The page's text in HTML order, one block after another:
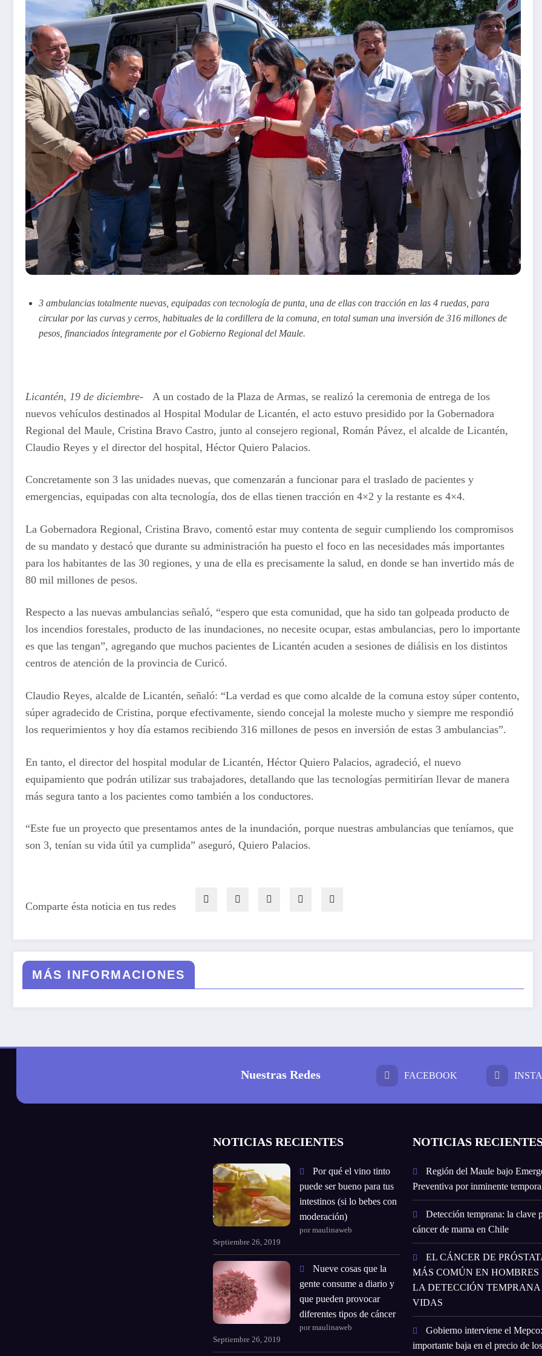
3 ambulancias totalmente nuevas, equipadas con tecnología de punta, una de ellas con tracción en las 4 ruedas, para
circular por las curvas y cerros, habituales de la cordillera de la comuna, en total suman una inversión de 316 millones de
pesos, financiados íntegramente por el Gobierno Regional del Maule.
Licantén, 19 de diciembre-
A un costado de la Plaza de Armas, se realizó la ceremonia de entrega de los
nuevos vehículos destinados al Hospital Modular de Licantén, el acto estuvo presidido por la Gobernadora
Regional del Maule, Cristina Bravo Castro, junto al consejero regional, Román Pávez, el alcalde de Licantén,
Claudio Reyes y el director del hospital, Héctor Quiero Palacios.
Concretamente son 3 las unidades nuevas, que comenzarán a funcionar para el traslado de pacientes y
emergencias, equipadas con alta tecnología, dos de ellas tienen tracción en 4×2 y la restante es 4×4.
La Gobernadora Regional, Cristina Bravo, comentó estar muy contenta de seguir cumpliendo los compromisos
de su mandato y destacó que durante su administración ha puesto el foco en las necesidades más importantes
para los habitantes de las 30 regiones, y una de ella es precisamente la salud, en donde se han invertido más de
80 mil millones de pesos.
Respecto a las nuevas ambulancias señaló, “espero que esta comunidad, que ha sido tan golpeada producto de
los incendios forestales, producto de las inundaciones, no necesite ocupar, estas ambulancias, pero lo importante
es que las tengan”, agregando que muchos pacientes de Licantén acuden a sesiones de diálisis en los distintos
centros de atención de la provincia de Curicó.
Claudio Reyes, alcalde de Licantén, señaló: “La verdad es que como alcalde de la comuna estoy súper contento,
súper agradecido de Cristina, porque efectivamente, siendo concejal la moleste mucho y siempre me respondió
los requerimientos y hoy día estamos recibiendo 316 millones de pesos en inversión de estas 3 ambulancias”.
En tanto, el director del hospital modular de Licantén, Héctor Quiero Palacios, agradeció, el nuevo
equipamiento que podrán utilizar sus trabajadores, detallando que las tecnologías permitirían llevar de manera
más segura tanto a los pacientes como también a los conductores.
“Este fue un proyecto que presentamos antes de la inundación, porque nuestras ambulancias que teníamos, que
son 3, tenían su vida útil ya cumplida” aseguró, Quiero Palacios.
Comparte ésta noticia en tus redes
MÁS INFORMACIONES
Nuestras Redes FACEBOOK
NOTICIAS RECIENTES
Por qué el vino tinto
puede ser bueno para tus
intestinos (si lo bebes con
moderación)
por maulinaweb
Septiembre 26, 2019
Nueve cosas que la
gente consume a diario y
que pueden provocar
diferentes tipos de cáncer
por maulinaweb
Septiembre 26, 2019
NOTICIAS
Región del Maule bajo
Preventiva por inminente
Detección temprana: la clave
cáncer de mama en Chile
EL CÁNCER DE
MÁS COMÚN EN HOMBRES
LA DETECCIÓN TEMPRANA
VIDAS
Gobierno interviene el
importante baja en el precio de